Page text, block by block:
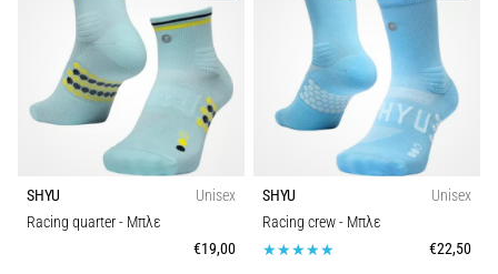
Εμφάνιση
όλων
SHYU
Unisex
Racing quarter- Μπλε
€19,00
SHYU
Unisex
Racing crew- Μπλε
€22,50